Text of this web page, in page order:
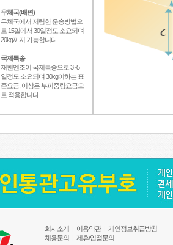
우체국(배편)
우체국에서 저렴한 운송방법으
로 15일에서 30일정도 소요되며
20kg까지 가능합니다.
국제특송
재팬엔조이 국제특송으로 3~5
일정도 소요되며 30kg이하는 표
준요금, 이상은 부피중량요금으
로 적용합니다.
회사소개 | 이용약관 | 개인정보취급방침
채용문의 | 제휴/입점문의